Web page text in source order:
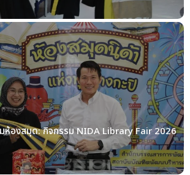
ห้องสมุด: กิจกรรม NIDA Library Fair 2026